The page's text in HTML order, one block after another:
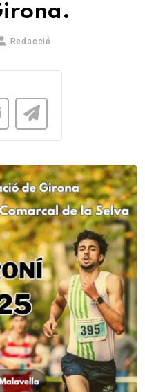
Redacció